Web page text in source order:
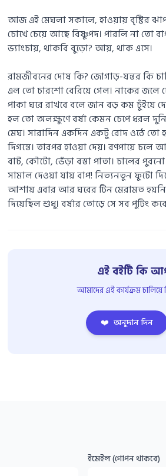
আজ এই মেঘলা সকালে, হাওয়ায় বৃষ্টির
চোখে চেয়ে আছে বিষ্ণুপদ। পারলি না
ভ্যাংচায়, থাকবি বুড়ো? আয়, থাক এসে।
রামজীবনের দোষ কি? জোগাড়-যন্তর কি
এল তো চারশো বেরিয়ে গেল। নাকের
পাকা ঘরে রাখবে বলে জান বড় কম চুঁইয়ে
হল তো অলক্ষুণে বর্ষা কেমন চেপে ধরল
মেঘ। সারাদিন একদিন একটু রোদ ওঠে তো
দিগন্তে। তারপর হাওয়া দেয়। রণপায়ে চলে
বাট, কৌটো, ভেঁড়া বস্তা পাতা। চালের
সামাল দেওয়া যায় বাপ! নিত্যনতুন ফুটো
আশায় এবার আর ঘরের টিন মেরামত হয়নি।
দিয়েছিল শুধু। বর্ষার তোড়ে সে সব পুটিং
এই বইটি কি
আমাদের এই কার্যক্রম
❤️ অনুদান দিন
ইমেইল (গোপন থাকবে)